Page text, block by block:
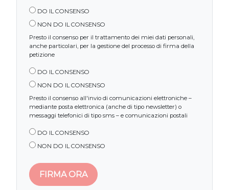
DO IL CONSENSO
NON DO IL CONSENSO
Presto il consenso per il trattamento dei miei dati personali,
anche particolari, per la gestione del processo di firma della
petizione
DO IL CONSENSO
NON DO IL CONSENSO
Presto il consenso all'invio di comunicazioni elettroniche –
mediante posta elettronica (anche di tipo newsletter) o
messaggi telefonici di tipo sms – e comunicazioni postali
DO IL CONSENSO
NON DO IL CONSENSO